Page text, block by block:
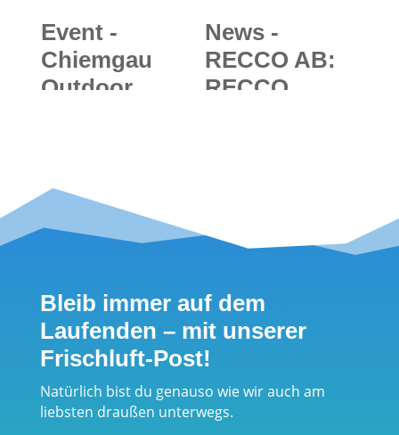
Event -
Chiemgau
Outdoor
Spektakel für
Frischluftfans
News -
RECCO AB:
RECCO
ganze
Bleib immer auf dem
Laufenden – mit unserer
Frischluft-Post!
Natürlich bist du genauso wie wir auch am
liebsten draußen unterwegs.